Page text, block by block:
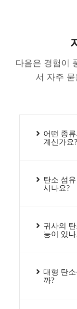
다음은 경험이
서 자주
어떤 종
계신가요?
탄소 섬
시나요?
귀사의
능이 있나
대형 탄
까?